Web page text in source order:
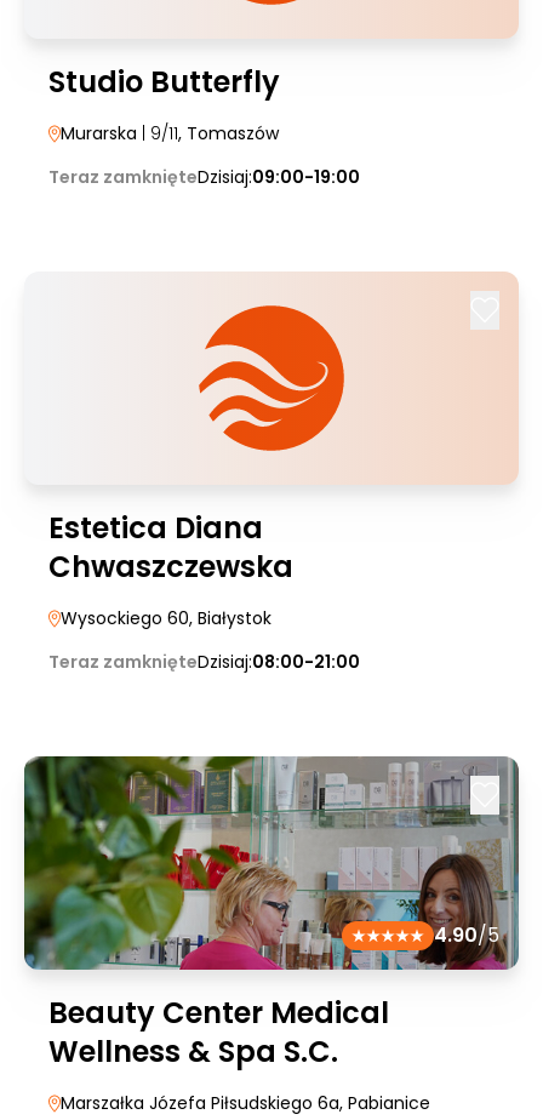
Studio Butterfly
Murarska | 9/11, Tomaszów
Teraz zamknięteDzisiaj:09:00-19:00
Estetica Diana
Chwaszczewska
Wysockiego 60, Białystok
Teraz zamknięteDzisiaj:08:00-21:00
4.90/5
Beauty Center Medical
Wellness & Spa S.C.
Marszałka Józefa Piłsudskiego 6a, Pabianice